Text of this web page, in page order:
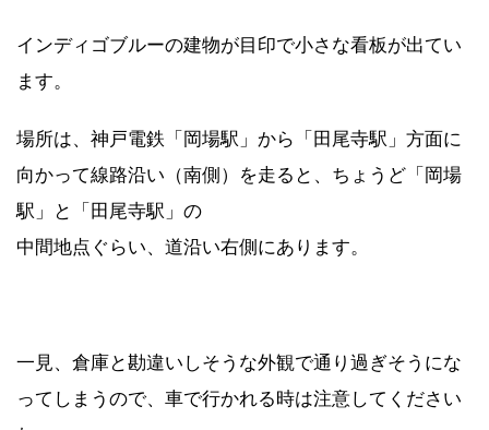
インディゴブルーの建物が目印で小さな看板が出てい
ます。
場所は、神戸電鉄「岡場駅」から「田尾寺駅」方面に
向かって線路沿い（南側）を走ると、ちょうど「岡場
駅」と「田尾寺駅」の
中間地点ぐらい、道沿い右側にあります。
一見、倉庫と勘違いしそうな外観で通り過ぎそうにな
ってしまうので、車で行かれる時は注意してください